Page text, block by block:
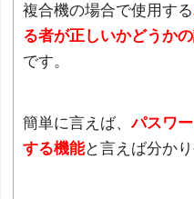
複合機の場合で使用する
る者が正しいかどうか
です。
簡単に言えば、パスワ
する機能と言えば分か